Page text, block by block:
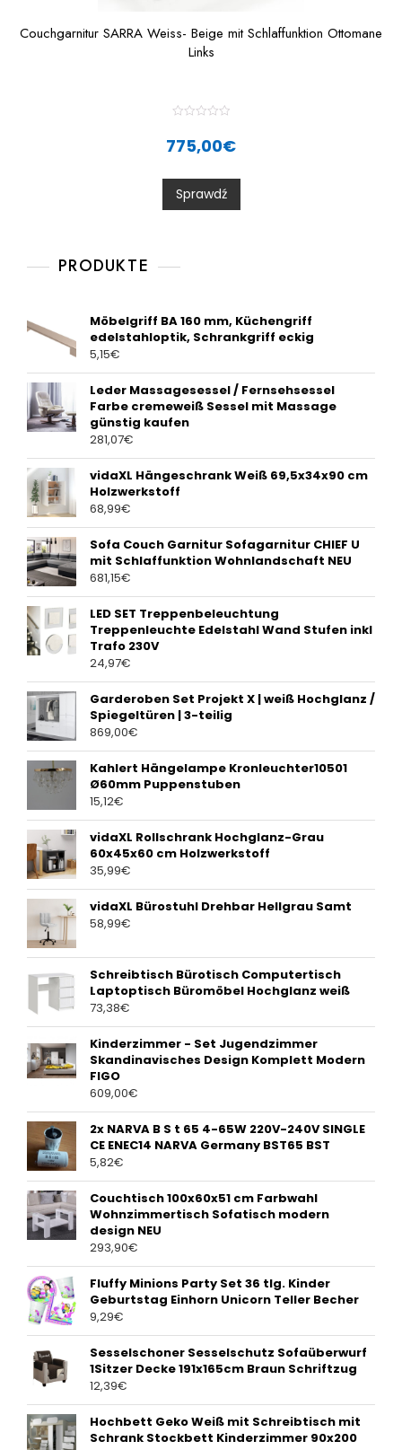
Couchgarnitur SARRA Weiss- Beige mit Schlaffunktion Ottomane
Links
t
0
o
u
t
775,00€
Sprawdź
PRODUKTE
Möbelgriff BA 160 mm, Küchengriff
edelstahloptik, Schrankgriff eckig
5,15€
Leder Massagesessel / Fernsehsessel
Farbe cremeweiß Sessel mit Massage
günstig kaufen
281,07€
vidaXL Hängeschrank Weiß 69,5x34x90 cm
Holzwerkstoff
68,99€
Sofa Couch Garnitur Sofagarnitur CHIEF U
mit Schlaffunktion Wohnlandschaft NEU
681,15€
LED SET Treppenbeleuchtung
Treppenleuchte Edelstahl Wand Stufen inkl
Trafo 230V
24,97€
Garderoben Set Projekt X | weiß Hochglanz /
Spiegeltüren | 3-teilig
869,00€
Kahlert Hängelampe Kronleuchter10501
Ø60mm Puppenstuben
15,12€
vidaXL Rollschrank Hochglanz-Grau
60x45x60 cm Holzwerkstoff
35,99€
vidaXL Bürostuhl Drehbar Hellgrau Samt
58,99€
Schreibtisch Bürotisch Computertisch
Laptoptisch Büromöbel Hochglanz weiß
73,38€
Kinderzimmer - Set Jugendzimmer
Skandinavisches Design Komplett Modern
FIGO
609,00€
2x NARVA B S t 65 4-65W 220V-240V SINGLE
CE ENEC14 NARVA Germany BST65 BST
5,82€
Couchtisch 100x60x51 cm Farbwahl
Wohnzimmertisch Sofatisch modern
design NEU
293,90€
Fluffy Minions Party Set 36 tlg. Kinder
Geburtstag Einhorn Unicorn Teller Becher
9,29€
Sesselschoner Sesselschutz Sofaüberwurf
1Sitzer Decke 191x165cm Braun Schriftzug
12,39€
Hochbett Geko Weiß mit Schreibtisch mit
Schrank Stockbett Kinderzimmer 90x200